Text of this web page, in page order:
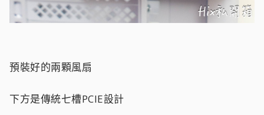
預裝好的兩顆風扇
下方是傳統七槽PCIE設計